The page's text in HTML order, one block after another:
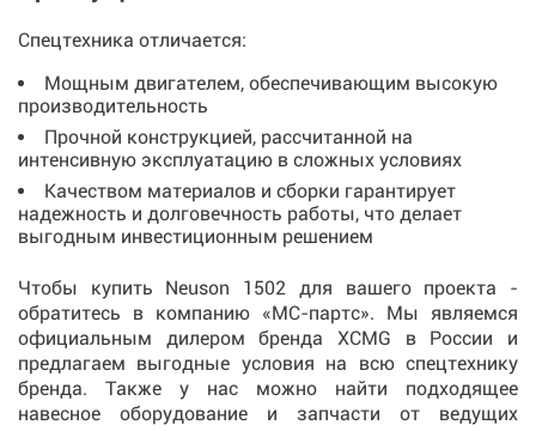
Спецтехника отличается:
Мощным двигателем, обеспечивающим высокую
производительность
Прочной конструкцией, рассчитанной на
интенсивную эксплуатацию в сложных условиях
Качеством материалов и сборки гарантирует
надежность и долговечность работы, что делает
выгодным инвестиционным решением
Чтобы купить Neuson 1502 для вашего проекта -
обратитесь в компанию «МС-партс». Мы являемся
официальным дилером бренда XCMG в России и
предлагаем выгодные условия на всю спецтехнику
бренда. Также у нас можно найти подходящее
навесное оборудование и запчасти от ведущих